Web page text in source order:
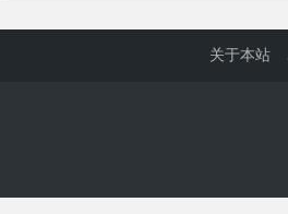
关于本站